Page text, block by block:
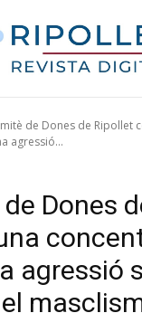
de Dones de Ripollet
agressió...
Dones
agressió